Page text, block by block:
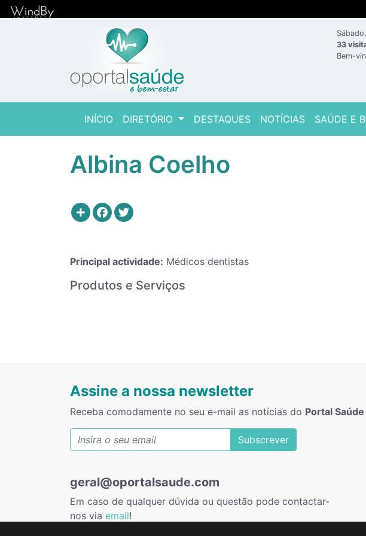
33
Bem-
INÍCIO(current)
DIRETÓRIO DESTAQUES NOTÍCIAS SAÚDE E
Albina Coelho
ShareFacebook
Principal actividade: Médicos dentistas
Produtos e Serviços
Assine a nossa newsletter
Receba comodamente no seu e-mail as notícias do Portal Saúde
Subscrever
geral@oportalsaude.com
Em caso de qualquer dúvida ou questão pode contactar-
nos via email!